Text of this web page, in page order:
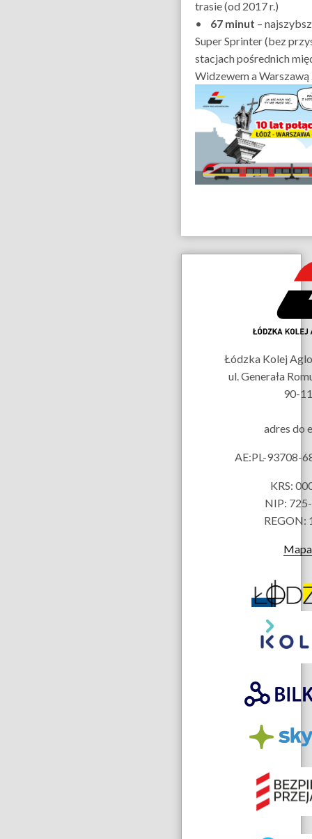
trasie (od 2017 r.)
• 67 minut –
Super Sprinter (bez
stacjach pośrednich
Widzewem a
kontaktowe
Łódzka Kolej
ul. Generała
90-
adres do
AE:PL-93708-
KRS:
NIP:
REGON: